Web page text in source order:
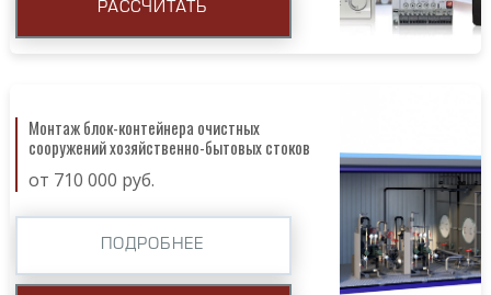
РАССЧИТАТЬ
Монтаж блок-контейнера очистных
сооружений хозяйственно-бытовых стоков
от 710 000 руб.
ПОДРОБНЕЕ